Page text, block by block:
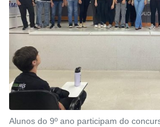
Alunos do 9º ano participam do